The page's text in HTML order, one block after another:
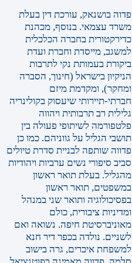
פדוה בושנאק, עורכת דין בעלת
משרד עצמאי. בנוסף, מכהנת
כדירקטורית בחברה הכלכלית
למשגב, מייסדת וחברת ועדת
ביקורת בעמותת נקי לתרבות
הניקיון בישראל (חינוך, הסברה
ומחקר), ומקדמת מיזם
חברתי-תיירותי שיעסוק בקולינריה
גלילית רב תרבותית ויהווה
פלטפורמה לשיתופי פעולה בין
תושבי הגליל על גווניהם. כמו כן
פדווה שותפה לבניית סדרת טיולים
סביב סיפורי נשים ערביות ויהודיות
מהגליל. בעלת תואר ראשון
במשפטים, תואר ראשון
בפסיכולוגיה ותואר שני במנהל
ומדיניות ציבורית, כולם
מאוניברסיטת חיפה. נשואה ואם
לשניים. נולדה בכפר דיר חנא
למשפחת איכרים, גרה בישוב